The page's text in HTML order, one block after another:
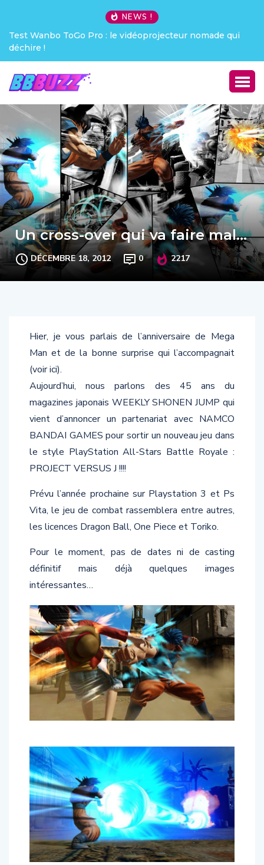
NEWS !
qui
Creative Pebble X : j’ai été choqué !
Un cross-over qui va faire mal…
DÉCEMBRE 18, 2012 0 2217
Hier, je vous parlais de l’anniversaire de Mega
Man et de la bonne surprise qui l’accompagnait
(voir ici).
Aujourd’hui, nous parlons des 45 ans du
magazines japonais WEEKLY SHONEN JUMP qui
vient d’annoncer un partenariat avec NAMCO
BANDAI GAMES pour sortir un nouveau jeu dans
le style PlayStation All-Stars Battle Royale :
PROJECT VERSUS J !!!!
Prévu l’année prochaine sur Playstation 3 et Ps
Vita, le jeu de combat rassemblera entre autres,
les licences Dragon Ball, One Piece et Toriko.
Pour le moment, pas de dates ni de casting
définitif mais déjà quelques images
intéressantes…